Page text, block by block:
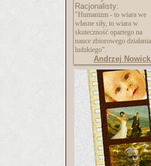
Racjonalisty:
"Humanizm - to wiara we
własne siły, to wiara w
skuteczność opartego na
nauce zbiorowego działania
ludzkiego".
Andrzej